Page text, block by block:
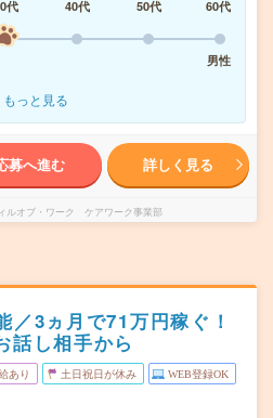
代 40代 50代
60代
男性
もっと見る
募へ進む 詳しく見る
ルオブ・ワーク ケアワーク事業部
／3ヵ月で71万円稼ぐ！
話し相手から
あり 土日祝日が休み WEB登録OK